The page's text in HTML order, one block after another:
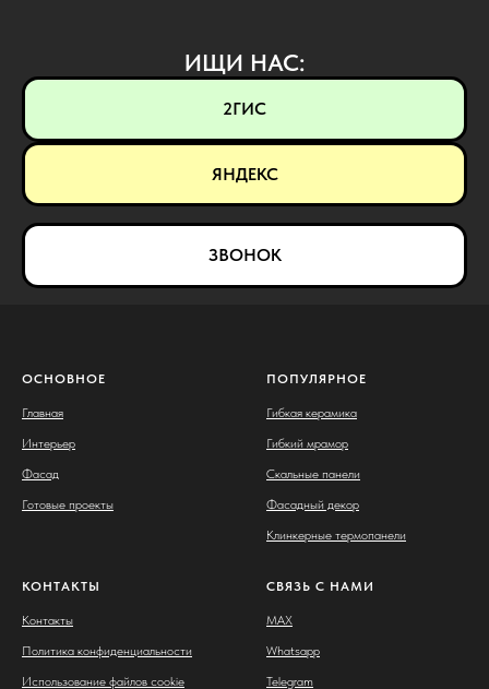
ИЩИ НАС:
2ГИС
ЯНДЕКС
ЗВОНОК
ОСНОВНОЕ
Главная
Интерьер
Фасад
Готовые проекты
ПОПУЛЯРНОЕ
Гибкая керамика
Гибкий мрамор
Скальные панели
Фасадный декор
Клинкерные термопанели
КОНТАКТЫ
Контакты
Политика конфиденциальности
Использование файлов cookie
СВЯЗЬ С НАМИ
MAX
Whatsapp
Telegram